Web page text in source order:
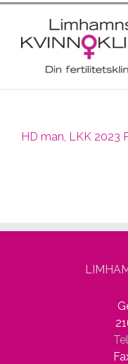
HD man, LKK 2023